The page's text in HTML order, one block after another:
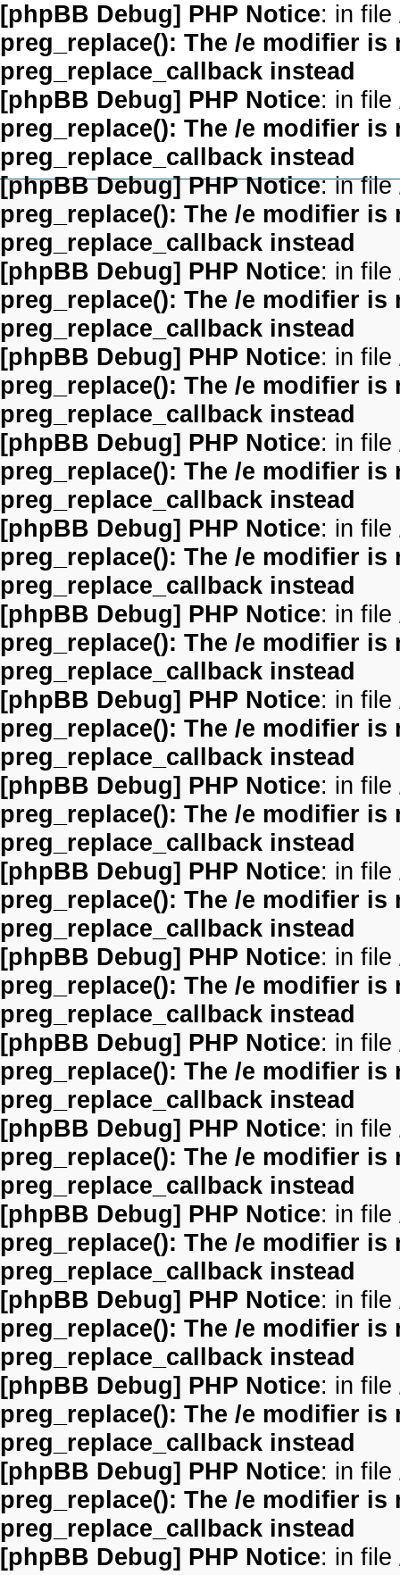
[phpBB Debug] PHP Notice: in file
preg_replace(): The /e modifier
preg_replace_callback instead
[phpBB Debug] PHP Notice: in file
preg_replace(): The /e modifier
preg_replace_callback instead
[phpBB Debug] PHP Notice: in file
preg_replace(): The /e modifier
preg_replace_callback instead
[phpBB Debug] PHP Notice: in file
preg_replace(): The /e modifier
preg_replace_callback instead
[phpBB Debug] PHP Notice: in file
preg_replace(): The /e modifier
preg_replace_callback instead
[phpBB Debug] PHP Notice: in file
preg_replace(): The /e modifier
preg_replace_callback instead
[phpBB Debug] PHP Notice: in file
preg_replace(): The /e modifier
preg_replace_callback instead
[phpBB Debug] PHP Notice: in file
preg_replace(): The /e modifier
preg_replace_callback instead
[phpBB Debug] PHP Notice: in file
preg_replace(): The /e modifier
preg_replace_callback instead
[phpBB Debug] PHP Notice: in file
preg_replace(): The /e modifier
preg_replace_callback instead
[phpBB Debug] PHP Notice: in file
preg_replace(): The /e modifier
preg_replace_callback instead
[phpBB Debug] PHP Notice: in file
preg_replace(): The /e modifier
preg_replace_callback instead
[phpBB Debug] PHP Notice: in file
preg_replace(): The /e modifier
preg_replace_callback instead
[phpBB Debug] PHP Notice: in file
preg_replace(): The /e modifier
preg_replace_callback instead
[phpBB Debug] PHP Notice: in file
preg_replace(): The /e modifier
preg_replace_callback instead
[phpBB Debug] PHP Notice: in file
preg_replace(): The /e modifier
preg_replace_callback instead
[phpBB Debug] PHP Notice: in file
preg_replace(): The /e modifier
preg_replace_callback instead
[phpBB Debug] PHP Notice: in file
preg_replace(): The /e modifier
preg_replace_callback instead
[phpBB Debug] PHP Notice: in file